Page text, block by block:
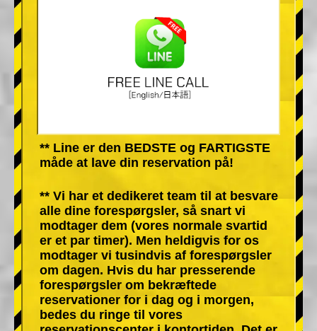
** Line er den BEDSTE og FARTIGSTE
måde at lave din reservation på!
** Vi har et dedikeret team til at besvare
alle dine forespørgsler, så snart vi
modtager dem (vores normale svartid
er et par timer). Men heldigvis for os
modtager vi tusindvis af forespørgsler
om dagen. Hvis du har presserende
forespørgsler om bekræftede
reservationer for i dag og i morgen,
bedes du ringe til vores